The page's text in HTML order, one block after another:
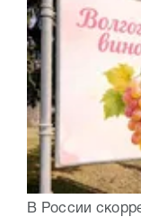
В России